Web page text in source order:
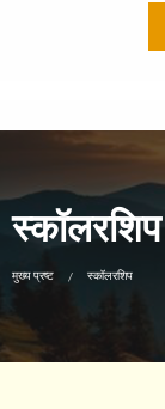
स्कॉलरशिप
मुख्य प्रष्ट CURRENT:
स्कॉलरशिप